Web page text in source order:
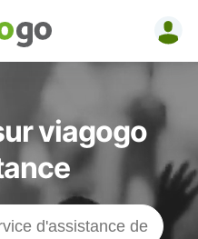
-
pour
viagogo